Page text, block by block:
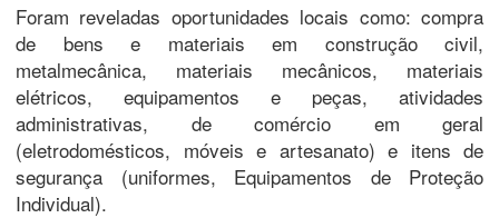
Foram reveladas oportunidades locais como: compra
de bens e materiais em construção civil,
metalmecânica, materiais mecânicos, materiais
elétricos, equipamentos e peças, atividades
administrativas, de comércio em geral
(eletrodomésticos, móveis e artesanato) e itens de
segurança (uniformes, Equipamentos de Proteção
Individual).